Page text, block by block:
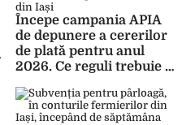
Începe campania APIA
de depunere a cererilor
de plată pentru anul
2026. Ce reguli trebuie să
Iași